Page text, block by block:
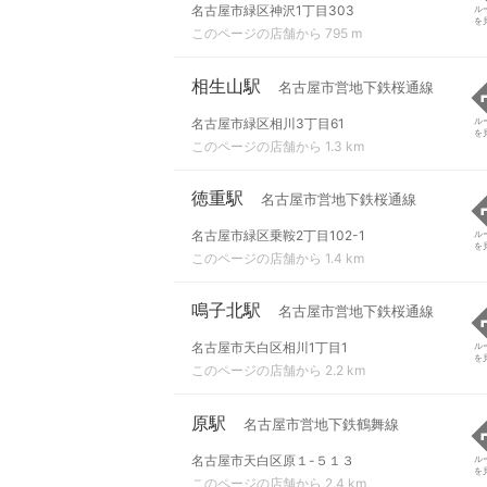
名古屋市緑区神沢1丁目303
このページの店舗から 795 m
ル
を
相生山駅 名古屋市営地下鉄桜通線
名古屋市緑区相川3丁目61
このページの店舗から 1.3 km
ル
を
徳重駅 名古屋市営地下鉄桜通線
名古屋市緑区乗鞍2丁目102-1
このページの店舗から 1.4 km
ル
を
鳴子北駅 名古屋市営地下鉄桜通線
名古屋市天白区相川1丁目1
このページの店舗から 2.2 km
ル
を
原駅 名古屋市営地下鉄鶴舞線
名古屋市天白区原１-５１３
このページの店舗から 2.4 km
ル
を